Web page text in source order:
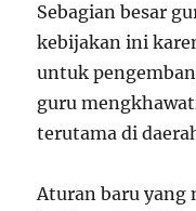
Sebagian besar
kebijakan ini
untuk
guru
terutama di
Aturan baru yang